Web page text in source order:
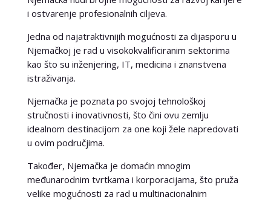
i ostvarenje profesionalnih ciljeva.
Jedna od najatraktivnijih mogućnosti za dijasporu u
Njemačkoj je rad u visokokvalificiranim sektorima
kao što su inženjering, IT, medicina i znanstvena
istraživanja.
Njemačka je poznata po svojoj tehnološkoj
stručnosti i inovativnosti, što čini ovu zemlju
idealnom destinacijom za one koji žele napredovati
u ovim područjima.
Također, Njemačka je domaćin mnogim
međunarodnim tvrtkama i korporacijama, što pruža
velike mogućnosti za rad u multinacionalnim